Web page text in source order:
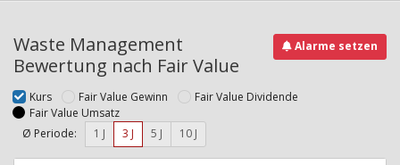
Waste Management
Bewertung nach Fair Value
Alarme setzen
Kurs Fair Value Gewinn
Fair Value Dividende
Fair Value Umsatz
Ø Periode:
1 J 3 J 5 J 10 J